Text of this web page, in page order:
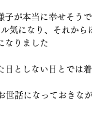
子が本当に幸せそう
気になり、それか
なりました
日としない日とでは
世話になっておきな